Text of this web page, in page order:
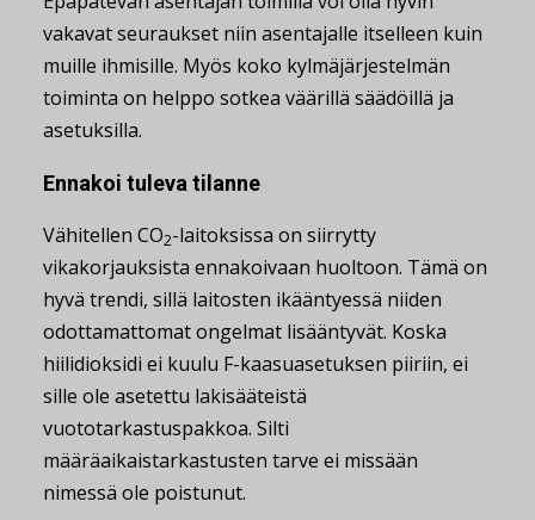
vakavat seuraukset niin asentajalle itselleen kuin
muille ihmisille. Myös koko kylmäjärjestelmän
toiminta on helppo sotkea väärillä säädöillä ja
asetuksilla.
Ennakoi tuleva tilanne
Vähitellen CO2-laitoksissa on siirrytty
vikakorjauksista ennakoivaan huoltoon. Tämä on
hyvä trendi, sillä laitosten ikääntyessä niiden
odottamattomat ongelmat lisääntyvät. Koska
hiilidioksidi ei kuulu F-kaasuasetuksen piiriin, ei
sille ole asetettu lakisääteistä
vuototarkastuspakkoa. Silti
määräaikaistarkastusten tarve ei missään
nimessä ole poistunut.